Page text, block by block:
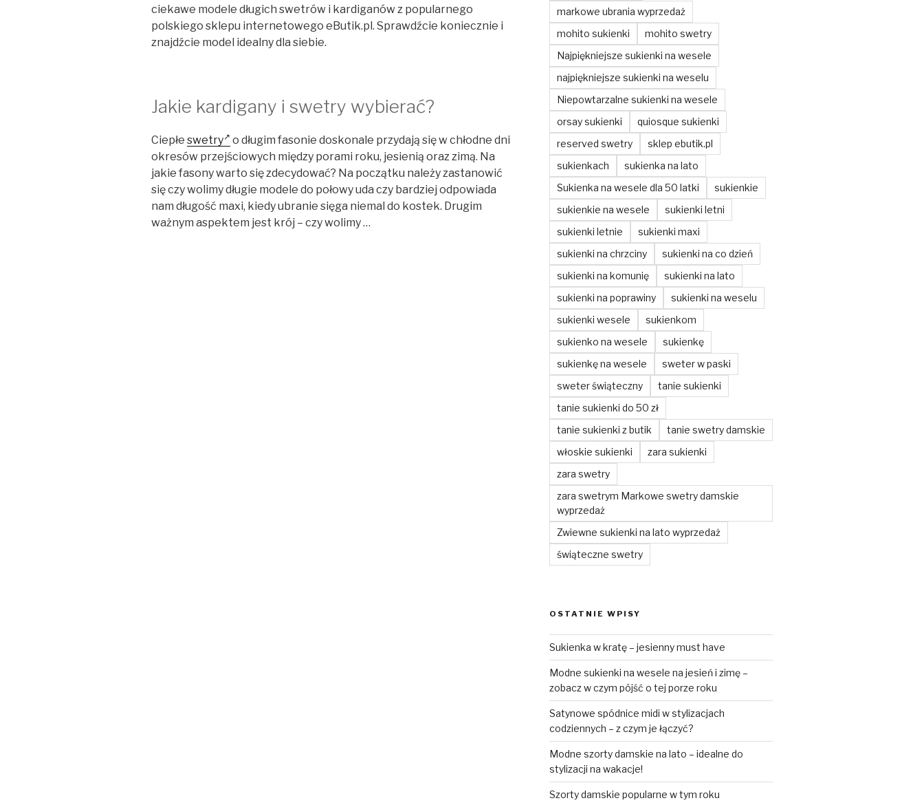
ciekawe modele długich swetrów i kardiganów z popularnego
polskiego sklepu internetowego eButik.pl. Sprawdźcie koniecznie i
znajdźcie model idealny dla siebie.
Jakie kardigany i swetry wybierać?
Ciepłe swetry
o długim fasonie doskonale przydają się w chłodne dni
okresów przejściowych między porami roku, jesienią oraz zimą. Na
jakie fasony warto się zdecydować? Na początku należy zastanowić
się czy wolimy długie modele do połowy uda czy bardziej odpowiada
nam długość maxi, kiedy ubranie sięga niemal do kostek. Drugim
ważnym aspektem jest krój – czy wolimy …
markowe ubrania wyprzedaż
mohito sukienki
mohito swetry
Najpiękniejsze sukienki na wesele
najpiękniejsze sukienki na weselu
Niepowtarzalne sukienki na wesele
orsay sukienki
quiosque sukienki
reserved swetry
sklep ebutik.pl
sukienkach
sukienka na lato
Sukienka na wesele dla 50 latki
sukienkie
sukienkie na wesele
sukienki letni
sukienki letnie
sukienki maxi
sukienki na chrzciny
sukienki na co dzień
sukienki na komunię
sukienki na lato
sukienki na poprawiny
sukienki na weselu
sukienki wesele
sukienkom
sukienko na wesele
sukienkę
sukienkę na wesele
sweter w paski
sweter świąteczny
tanie sukienki
tanie sukienki do 50 zł
tanie sukienki z butik
tanie swetry damskie
włoskie sukienki
zara sukienki
zara swetry
zara swetrym Markowe swetry damskie
wyprzedaż
Zwiewne sukienki na lato wyprzedaż
świąteczne swetry
OSTATNIE WPISY
Sukienka w kratę – jesienny must have
Modne sukienki na wesele na jesień i zimę –
zobacz w czym pójść o tej porze roku
Satynowe spódnice midi w stylizacjach
codziennych – z czym je łączyć?
Modne szorty damskie na lato – idealne do
stylizacji na wakacje!
Szorty damskie popularne w tym roku